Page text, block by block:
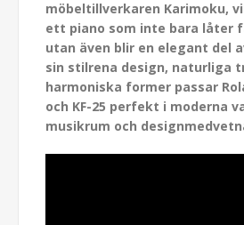
möbeltillverkaren Karimoku,
ett piano som inte bara låter
utan även blir en elegant del
sin stilrena design, naturliga
harmoniska former passar
och KF-25 perfekt i moderna
musikrum och